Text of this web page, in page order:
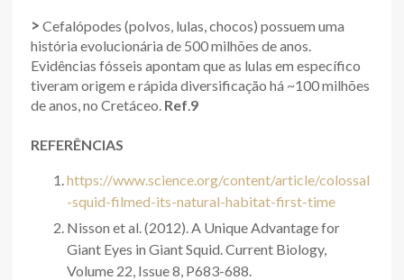
> Cefalópodes (polvos, lulas, chocos) possuem uma
história evolucionária de 500 milhões de anos.
Evidências fósseis apontam que as lulas em específico
tiveram origem e rápida diversificação há ~100 milhões
de anos, no Cretáceo. Ref.9
REFERÊNCIAS
https://www.science.org/content/article/colossal
-squid-filmed-its-natural-habitat-first-time
Nisson et al. (2012). A Unique Advantage for
Giant Eyes in Giant Squid. Current Biology,
Volume 22, Issue 8, P683-688.